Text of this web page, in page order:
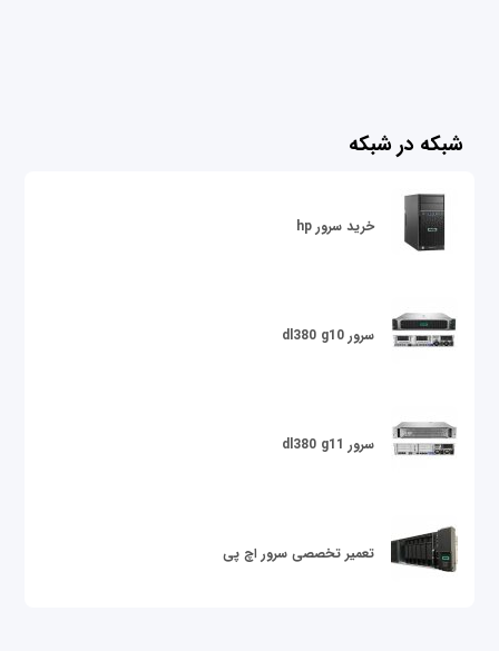
شبکه در شبکه
خرید سرور hp
سرور dl380 g10
سرور dl380 g11
تعمیر تخصصی سرور اچ پی